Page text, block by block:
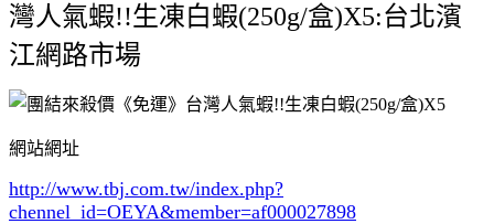
灣人氣蝦!!生凍白蝦(250g/盒)X5:台北濱
江網路市場
網站網址
http://www.tbj.com.tw/index.php?
chennel_id=OEYA&member=af000027898